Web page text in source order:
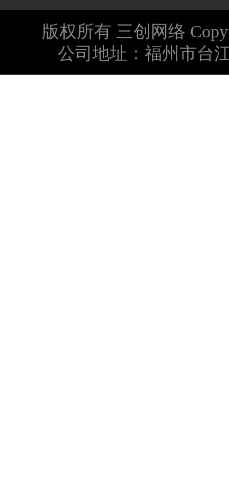
版权所有 三创网络
公司地址：福州市台